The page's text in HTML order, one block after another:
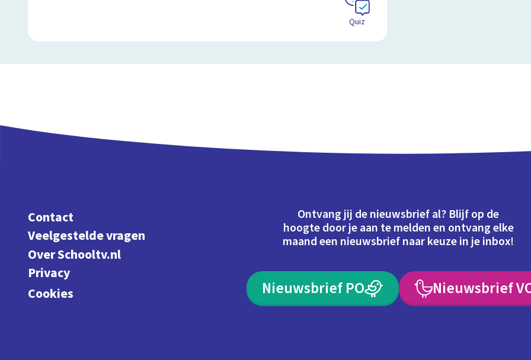
Quiz
Contact
Veelgestelde vragen
Over Schooltv.nl
Privacy
Cookies
Ontvang jij de nieuwsbrief al? Blijf op de
hoogte door je aan te melden en ontvang elke
maand een nieuwsbrief naar keuze in je inbox!
Nieuwsbrief PO Nieuwsbrief